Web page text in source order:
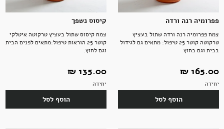
פפרומיה רנה ורדה
צמח פפרומיה רנה ורדה שתול בעציץ
טרקוטה קוטר 25 טיפול: מתאים גם לגידול
בבית וגם בחוץ
165.00 ‏₪
יחידה
הוסף לסל
קיסוס נשפך
צמח קיסוס שתול בעציץ טרקוטה איטלקי
קוטר 25 הוראות טיפול:מתאים לפנים הבית
וגם לחוץ.
135.00 ‏₪
יחידה
הוסף לסל